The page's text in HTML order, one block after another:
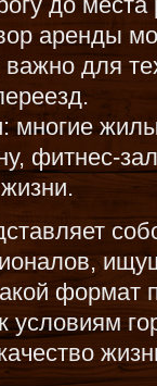
аренды
для
многие
фитнес-
формат